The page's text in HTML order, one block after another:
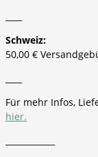
Schweiz:
50,00 €
Für mehr Infos,
hier.